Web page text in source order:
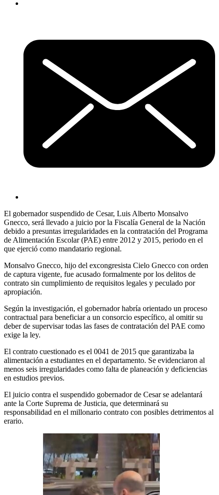
El gobernador suspendido de Cesar, Luis Alberto Monsalvo
Gnecco, será llevado a juicio por la Fiscalía General de la Nación
debido a presuntas irregularidades en la contratación del Programa
de Alimentación Escolar (PAE) entre 2012 y 2015, periodo en el
que ejerció como mandatario regional.
Monsalvo Gnecco, hijo del excongresista Cielo Gnecco con orden
de captura vigente, fue acusado formalmente por los delitos de
contrato sin cumplimiento de requisitos legales y peculado por
apropiación.
Según la investigación, el gobernador habría orientado un proceso
contractual para beneficiar a un consorcio específico, al omitir su
deber de supervisar todas las fases de contratación del PAE como
exige la ley.
El contrato cuestionado es el 0041 de 2015 que garantizaba la
alimentación a estudiantes en el departamento. Se evidenciaron al
menos seis irregularidades como falta de planeación y deficiencias
en estudios previos.
El juicio contra el suspendido gobernador de Cesar se adelantará
ante la Corte Suprema de Justicia, que determinará su
responsabilidad en el millonario contrato con posibles detrimentos al
erario.